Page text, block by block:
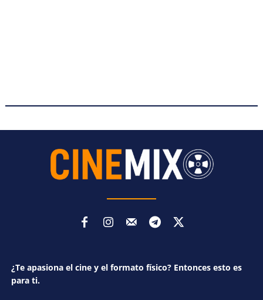
¿Te apasiona el cine y el formato físico? Entonces esto es
para ti.